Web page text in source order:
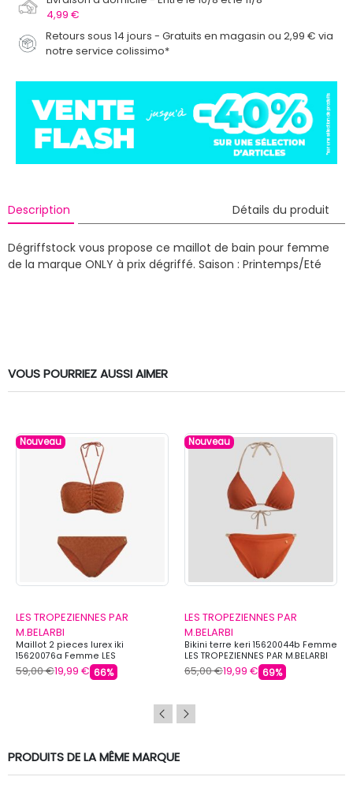
4,99 €
Retours sous 14 jours - Gratuits en magasin ou 2,99 € via
notre service colissimo*
Description Détails du produit
Dégriffstock vous propose ce maillot de bain pour femme
de la marque ONLY à prix dégriffé. Saison : Printemps/Eté
VOUS POURRIEZ AUSSI AIMER
Nouveau
LES TROPEZIENNES PAR
M.BELARBI
Maillot 2 pieces lurex iki
15620076a Femme LES
TROPEZIENNES PAR M.BELARBI
59,00 €19,99 € 66%
Nouveau
LES TROPEZIENNES PAR
M.BELARBI
Bikini terre keri 15620044b Femme
LES TROPEZIENNES PAR M.BELARBI
65,00 €19,99 € 69%
PRODUITS DE LA MÊME MARQUE